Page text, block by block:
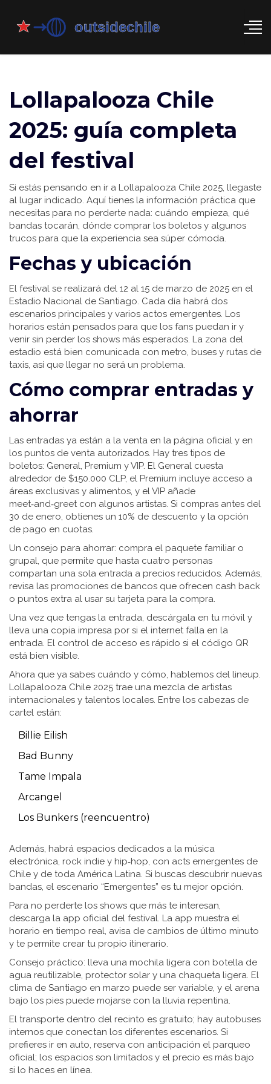
Lollapalooza Chile
2025: guía completa
del festival
Si estás pensando en ir a Lollapalooza Chile 2025, llegaste
al lugar indicado. Aquí tienes la información práctica que
necesitas para no perderte nada: cuándo empieza, qué
bandas tocarán, dónde comprar los boletos y algunos
trucos para que la experiencia sea súper cómoda.
Fechas y ubicación
El festival se realizará del 12 al 15 de marzo de 2025 en el
Estadio Nacional de Santiago. Cada día habrá dos
escenarios principales y varios actos emergentes. Los
horarios están pensados para que los fans puedan ir y
venir sin perder los shows más esperados. La zona del
estadio está bien comunicada con metro, buses y rutas de
taxis, así que llegar no será un problema.
Cómo comprar entradas y
ahorrar
Las entradas ya están a la venta en la página oficial y en
los puntos de venta autorizados. Hay tres tipos de
boletos: General, Premium y VIP. El General cuesta
alrededor de $150.000 CLP, el Premium incluye acceso a
áreas exclusivas y alimentos, y el VIP añade
meet‑and‑greet con algunos artistas. Si compras antes del
30 de enero, obtienes un 10% de descuento y la opción
de pago en cuotas.
Un consejo para ahorrar: compra el paquete familiar o
grupal, que permite que hasta cuatro personas
compartan una sola entrada a precios reducidos. Además,
revisa las promociones de bancos que ofrecen cash back
o puntos extra al usar su tarjeta para la compra.
Una vez que tengas la entrada, descárgala en tu móvil y
lleva una copia impresa por si el internet falla en la
entrada. El control de acceso es rápido si el código QR
está bien visible.
Ahora que ya sabes cuándo y cómo, hablemos del lineup.
Lollapalooza Chile 2025 trae una mezcla de artistas
internacionales y talentos locales. Entre los cabezas de
cartel están:
Billie Eilish
Bad Bunny
Tame Impala
Arcangel
Los Bunkers (reencuentro)
Además, habrá espacios dedicados a la música
electrónica, rock indie y hip‑hop, con acts emergentes de
Chile y de toda América Latina. Si buscas descubrir nuevas
bandas, el escenario “Emergentes” es tu mejor opción.
Para no perderte los shows que más te interesan,
descarga la app oficial del festival. La app muestra el
horario en tiempo real, avisa de cambios de último minuto
y te permite crear tu propio itinerario.
Consejo práctico: lleva una mochila ligera con botella de
agua reutilizable, protector solar y una chaqueta ligera. El
clima de Santiago en marzo puede ser variable, y el arena
bajo los pies puede mojarse con la lluvia repentina.
El transporte dentro del recinto es gratuito; hay autobuses
internos que conectan los diferentes escenarios. Si
prefieres ir en auto, reserva con anticipación el parqueo
oficial; los espacios son limitados y el precio es más bajo
si lo haces en línea.